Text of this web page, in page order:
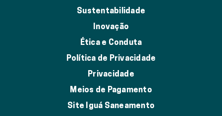
Sustentabilidade
Inovação
Ética e Conduta
Política de Privacidade
Privacidade
Meios de Pagamento
Site Iguá Saneamento